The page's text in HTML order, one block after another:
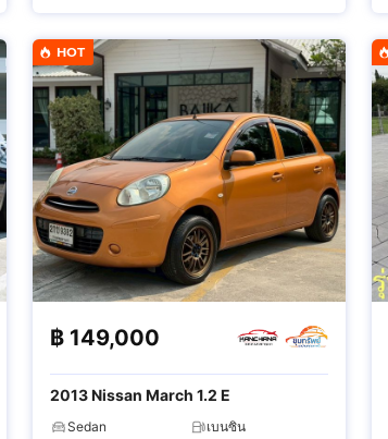
HOT
฿ 149,000
2013 Nissan March 1.2 E
Sedan
เบนซิน